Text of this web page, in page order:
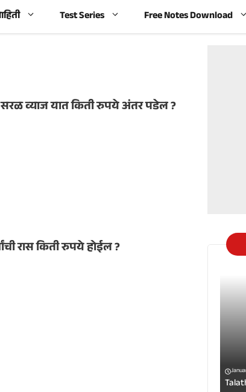
Test Series Free Notes Download
व्याज यात किती रुपये अंतर पडेल ?
रास किती रुपये होईल ?